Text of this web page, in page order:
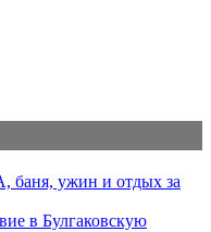
баня, ужин и отдых за
в Булгаковскую